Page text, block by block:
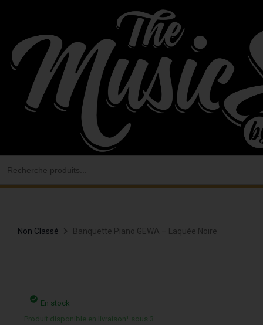
contenu
Non Classé Banquette Piano GEWA – Laquée Noire
En stock
Produit disponible en livraison¹ sous 3